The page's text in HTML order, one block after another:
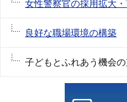
女性警察官の採用拡大
良好な職場環境の構築
子どもとふれあう機会